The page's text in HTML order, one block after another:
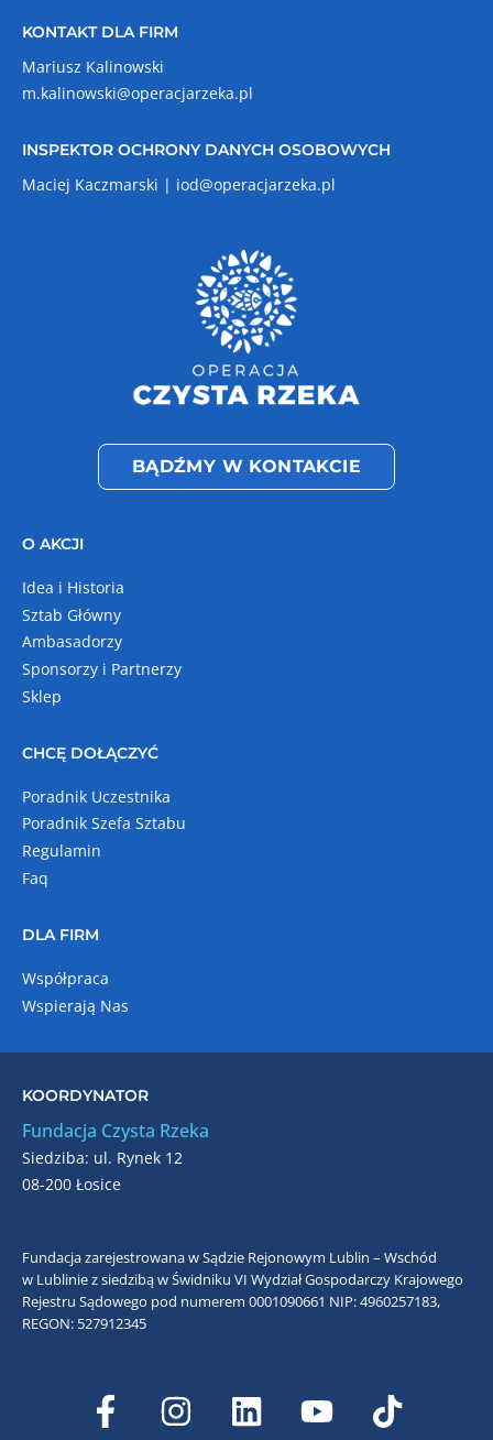
KONTAKT DLA FIRM
Mariusz Kalinowski
m.kalinowski@operacjarzeka.pl
INSPEKTOR OCHRONY DANYCH OSOBOWYCH
Maciej Kaczmarski | iod@operacjarzeka.pl
BĄDŹMY W KONTAKCIE
O AKCJI
Idea i Historia
Sztab Główny
Ambasadorzy
Sponsorzy i Partnerzy
Sklep
CHCĘ DOŁĄCZYĆ
Poradnik Uczestnika
Poradnik Szefa Sztabu
Regulamin
Faq
DLA FIRM
Współpraca
Wspierają Nas
KOORDYNATOR
Fundacja Czysta Rzeka
Siedziba: ul. Rynek 12
08-200 Łosice
Fundacja zarejestrowana w Sądzie Rejonowym Lublin – Wschód
w Lublinie z siedzibą w Świdniku VI Wydział Gospodarczy Krajowego
Rejestru Sądowego pod numerem 0001090661 NIP: 4960257183,
REGON: 527912345